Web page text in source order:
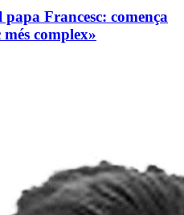
Francesc: comença
complex»